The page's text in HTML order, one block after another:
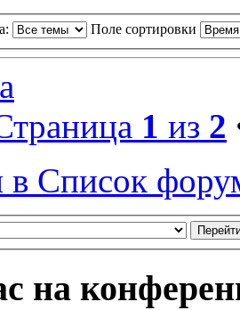
Поле сортировки
1 из 2
в Список
на